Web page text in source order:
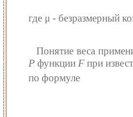
где μ - безразмерный
Понятие веса
Рфункции Fпри
по формуле